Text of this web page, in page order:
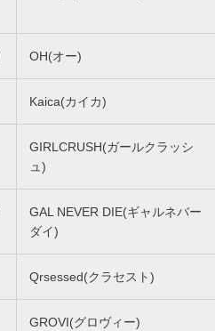
OH(オー)
Kaica(カイカ)
GIRLCRUSH(ガールクラッシ
ュ)
GAL NEVER DIE(ギャルネバー
ダイ)
Qrsessed(クラセスト)
GROVI(グロヴィー)